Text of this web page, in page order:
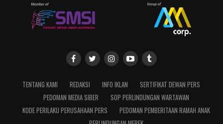
TENTANG KAMI REDAKSI INFO IKLAN
SERTIFIKAT DEWAN PERS
PEDOMAN MEDIA SIBER
SOP PERLINDUNGAN WARTAWAN
KODE PERILAKU PERUSAHAAN PERS
PEDOMAN PEMBERITAAN RAMAH ANAK